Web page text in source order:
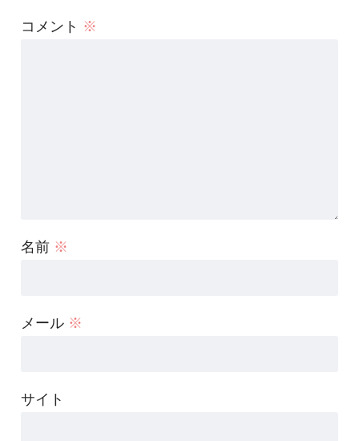
コメント ※
名前 ※
メール ※
サイト